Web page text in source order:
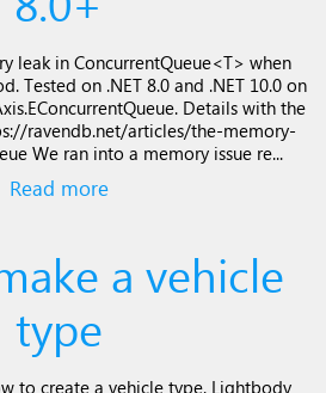
leak in ConcurrentQueue<T> when
Tested on .NET 8.0 and .NET 10.0 on
Details with the
ravendb.net/articles/the-memory-
We ran into a memory issue re...
Read more
a vehicle
type
to create a vehicle type. Lightbody